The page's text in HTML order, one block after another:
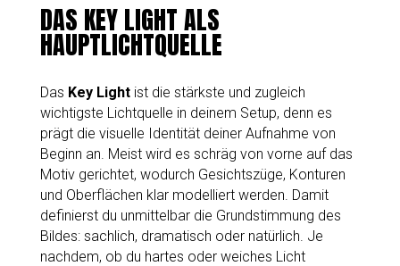
DAS KEY LIGHT ALS
HAUPTLICHTQUELLE
Das Key Lightist die stärkste und zugleich
wichtigste Lichtquelle in deinem Setup, denn es
prägt die visuelle Identität deiner Aufnahme von
Beginn an. Meist wird es schräg von vorne auf das
Motiv gerichtet, wodurch Gesichtszüge, Konturen
und Oberflächen klar modelliert werden. Damit
definierst du unmittelbar die Grundstimmung des
Bildes: sachlich, dramatisch oder natürlich. Je
nachdem, ob du hartes oder weiches Licht